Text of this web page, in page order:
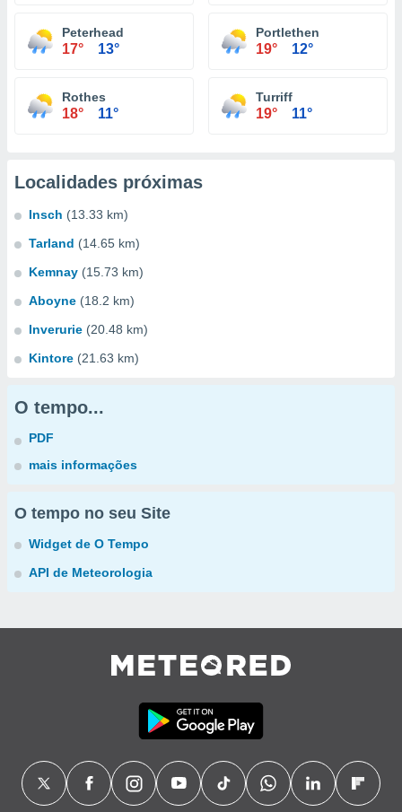
Peterhead
17° 13°
Portlethen
19° 12°
Rothes
18° 11°
Turriff
19° 11°
Localidades próximas
Insch (13.33 km)
Tarland (14.65 km)
Kemnay (15.73 km)
Aboyne (18.2 km)
Inverurie (20.48 km)
Kintore (21.63 km)
O tempo...
PDF
mais informações
O tempo no seu Site
Widget de O Tempo
API de Meteorologia